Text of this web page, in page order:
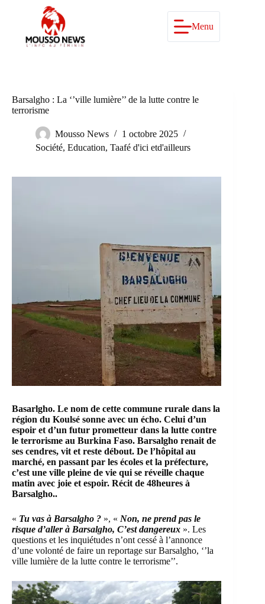
Menu
Barsalgho : La ‘’ville lumière’’ de la lutte contre le
terrorisme
Mousso News
1 octobre 2025
Société, Education, Taafé d'ici etd'ailleurs
Basarlgho. Le nom de cette commune rurale dans la
région du Koulsé sonne avec un écho. Celui d’un
espoir et d’un futur prometteur dans la lutte contre
le terrorisme au Burkina Faso. Barsalgho renait de
ses cendres, vit et reste débout. De l’hôpital au
marché, en passant par les écoles et la préfecture,
c’est une ville pleine de vie qui se réveille chaque
matin avec joie et espoir. Récit de 48heures à
Barsalgho..
« Tu vas à Barsalgho ? », « Non, ne prend pas le
risque d’aller à Barsalgho, C’est dangereux ». Les
questions et les inquiétudes n’ont cessé à l’annonce
d’une volonté de faire un reportage sur Barsalgho, ‘’la
ville lumière de la lutte contre le terrorisme’’.